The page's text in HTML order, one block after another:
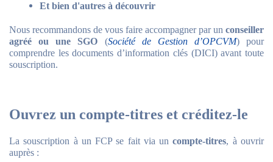
Et bien d'autres à découvrir
Nous recommandons de vous faire accompagner par un conseiller
agréé ou une SGO (Société de Gestion d’OPCVM) pour
comprendre les documents d’information clés (DICI) avant toute
souscription.
Ouvrez un compte-titres et créditez-le
La souscription à un FCP se fait via uncompte-titres, à ouvrir
auprès :